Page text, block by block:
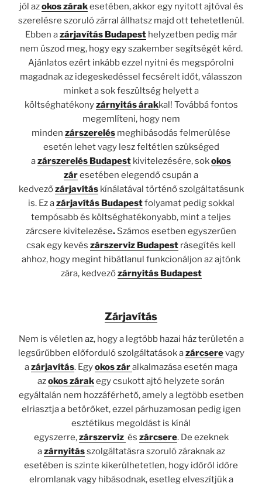
jól azokos zárakesetében, akkor egy nyitott ajtóval és
szerelésre szoruló zárral állhatsz majd ott tehetetlenül.
Ebben azárjavítás Budapesthelyzetben pedig már
nem úszod meg, hogy egy szakember segítségét kérd.
Ajánlatos ezért inkább ezzel nyitni és megspórolni
magadnak az idegeskedéssel fecsérelt időt, válasszon
minket a sok feszültség helyett a
költséghatékonyzárnyitás árakkal! Továbbá fontos
megemlíteni, hogy nem
minden zárszerelés meghibásodás felmerülése
esetén lehet vagy lesz feltétlen szükséged
azárszerelés Budapest kivitelezésére, sokokos
záresetében elegendő csupán a
kedvezőzárjavításkínálatával történő szolgáltatásunk
is. Ez azárjavítás Budapestfolyamat pedig sokkal
tempósabb és költséghatékonyabb, mint a teljes
zárcsere kivitelezése. Számos esetben egyszerűen
csak egy kevés zárszerviz Budapest rásegítés kell
ahhoz, hogy megint hibátlanul funkcionáljon az ajtónk
zára, kedvezőzárnyitás Budapest
Zárjavítás
Nem is véletlen az, hogy a legtöbb hazai ház területén a
legsűrűbben előforduló szolgáltatások azárcserevagy
azárjavítás. Egyokos záralkalmazása esetén maga
azokos zárakegy csukott ajtó helyzete során
egyáltalán nem hozzáférhető, amely a legtöbb esetben
elriasztja a betörőket, ezzel párhuzamosan pedig igen
esztétikus megoldást is kínál
egyszerre,zárszerviz és zárcsere. De ezeknek
azárnyitásszolgáltatásra szoruló záraknak az
esetében is szinte kikerülhetetlen, hogy időről időre
elromlanak vagy hibásodnak, esetleg elveszítjük a